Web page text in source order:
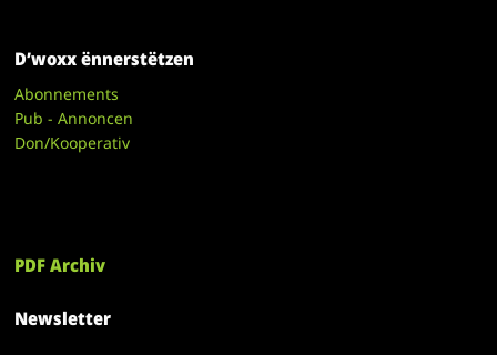
D’woxx ënnerstëtzen
Abonnements
Pub - Annoncen
Don/Kooperativ
PDF Archiv
Newsletter